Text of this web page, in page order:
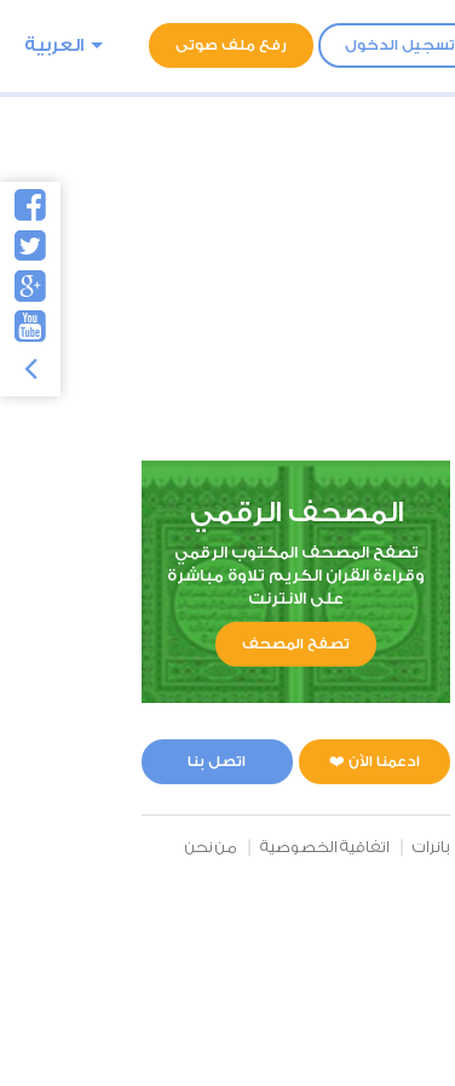
تسجيل الدخول رفع ملف صوتى العربية
المصحف الرقمي
تصفح المصحف المكتوب الرقمي
وقراءة القران الكريم تلاوة مباشرة
على الانترنت
تصفح المصحف
ادعمنا الآن ❤️ اتصل بنا
بانرات اتفاقية الخصوصية من نحن